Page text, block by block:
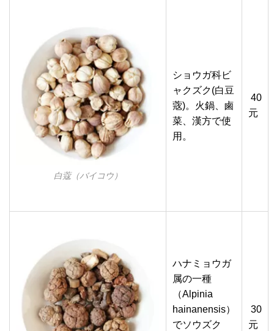
白蔻（バイコウ）
ショウガ科ビ
ャクズク(白豆
蔲)。火鍋、鹵
菜、漢方で使
用。
40
元
ハナミョウガ
属の一種
（Alpinia
hainanensis）
でソウズク
30
元